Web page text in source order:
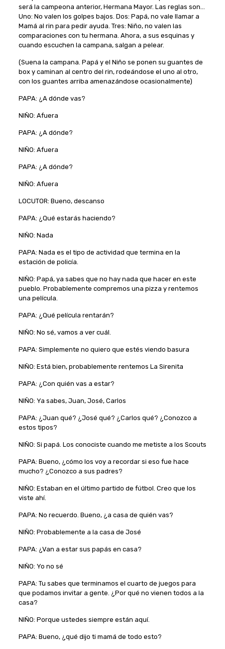
será la campeona anterior, Hermana Mayor. Las reglas son…
Uno: No valen los golpes bajos. Dos: Papá, no vale llamar a
Mamá al rin para pedir ayuda. Tres: Niño, no valen las
comparaciones con tu hermana. Ahora, a sus esquinas y
cuando escuchen la campana, salgan a pelear.
(Suena la campana. Papá y el Niño se ponen su guantes de
box y caminan al centro del rin, rodeándose el uno al otro,
con los guantes arriba amenazándose ocasionalmente)
PAPA: ¿A dónde vas?
NIÑO: Afuera
PAPA: ¿A dónde?
NIÑO: Afuera
PAPA: ¿A dónde?
NIÑO: Afuera
LOCUTOR: Bueno, descanso
PAPA: ¿Qué estarás haciendo?
NIÑO: Nada
PAPA: Nada es el tipo de actividad que termina en la
estación de policía.
NIÑO: Papá, ya sabes que no hay nada que hacer en este
pueblo. Probablemente compremos una pizza y rentemos
una película.
PAPA: ¿Qué película rentarán?
NIÑO: No sé, vamos a ver cuál.
PAPA: Simplemente no quiero que estés viendo basura
NIÑO: Está bien, probablemente rentemos La Sirenita
PAPA: ¿Con quién vas a estar?
NIÑO: Ya sabes, Juan, José, Carlos
PAPA: ¿Juan qué? ¿José qué? ¿Carlos qué? ¿Conozco a
estos tipos?
NIÑO: Si papá. Los conociste cuando me metiste a los Scouts
PAPA: Bueno, ¿cómo los voy a recordar si eso fue hace
mucho? ¿Conozco a sus padres?
NIÑO: Estaban en el último partido de fútbol. Creo que los
viste ahí.
PAPA: No recuerdo. Bueno, ¿a casa de quién vas?
NIÑO: Probablemente a la casa de José
PAPA: ¿Van a estar sus papás en casa?
NIÑO: Yo no sé
PAPA: Tu sabes que terminamos el cuarto de juegos para
que podamos invitar a gente. ¿Por qué no vienen todos a la
casa?
NIÑO: Porque ustedes siempre están aquí.
PAPA: Bueno, ¿qué dijo ti mamá de todo esto?